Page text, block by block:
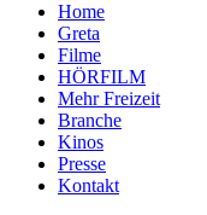
Home
Greta
Filme
HÖRFILM
Mehr Freizeit
Branche
Kinos
Presse
Kontakt